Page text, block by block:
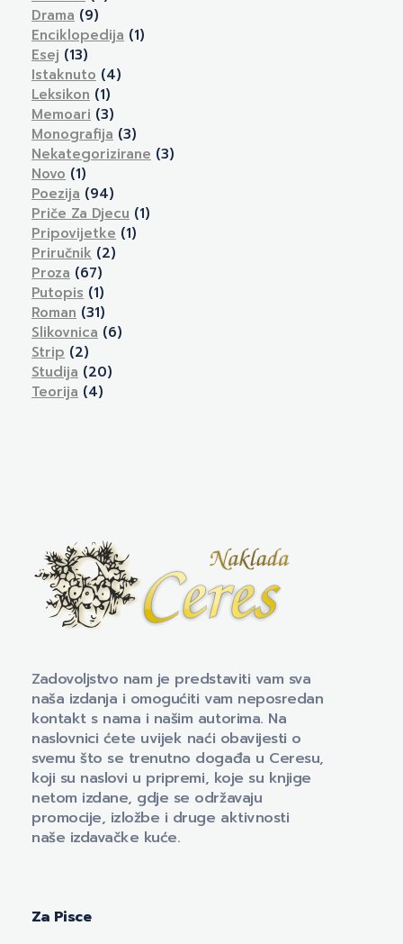
Drama (9)
Enciklopedija (1)
Esej (13)
Istaknuto (4)
Leksikon (1)
Memoari (3)
Monografija (3)
Nekategorizirane (3)
Novo (1)
Poezija (94)
Priče Za Djecu (1)
Pripovijetke (1)
Priručnik (2)
Proza (67)
Putopis (1)
Roman (31)
Slikovnica (6)
Strip (2)
Studija (20)
Teorija (4)
Zadovoljstvo nam je predstaviti vam sva
naša izdanja i omogućiti vam neposredan
kontakt s nama i našim autorima. Na
naslovnici ćete uvijek naći obavijesti o
svemu što se trenutno događa u Ceresu,
koji su naslovi u pripremi, koje su knjige
netom izdane, gdje se održavaju
promocije, izložbe i druge aktivnosti
naše izdavačke kuće.
Za Pisce